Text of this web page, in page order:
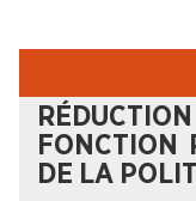
FONCTION
DE LA